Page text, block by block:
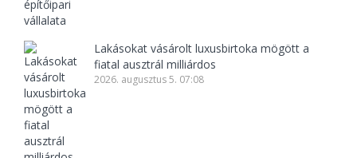
Lakásokat vásárolt luxusbirtoka mögött a
fiatal ausztrál milliárdos
2026. augusztus 5. 07:08